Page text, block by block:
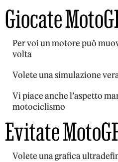
Giocate
Per voi un motore può
volta
Volete una simulazione
Vi piace anche l’aspetto
motociclismo
Evitate
Volete una grafica